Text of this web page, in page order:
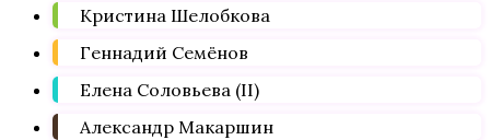
Кристина Шелобкова
Геннадий Семёнов
Елена Соловьева (II)
Александр Макаршин